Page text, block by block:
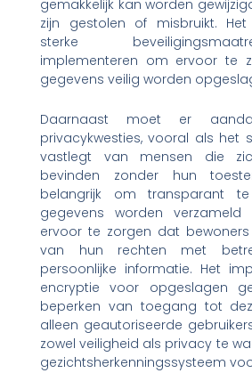
gemakkelijk kan worden
zijn gestolen of misbruikt.
sterke
implementeren om ervoor te
gegevens veilig worden
Daarnaast moet er
privacykwesties, vooral als het
vastlegt van mensen die
bevinden zonder hun
belangrijk om transparant
gegevens worden
ervoor te zorgen dat
van hun rechten met
persoonlijke informatie. Het
encryptie voor opgeslagen
beperken van toegang tot
alleen geautoriseerde
zowel veiligheid als privacy te
gezichtsherkenningssysteem